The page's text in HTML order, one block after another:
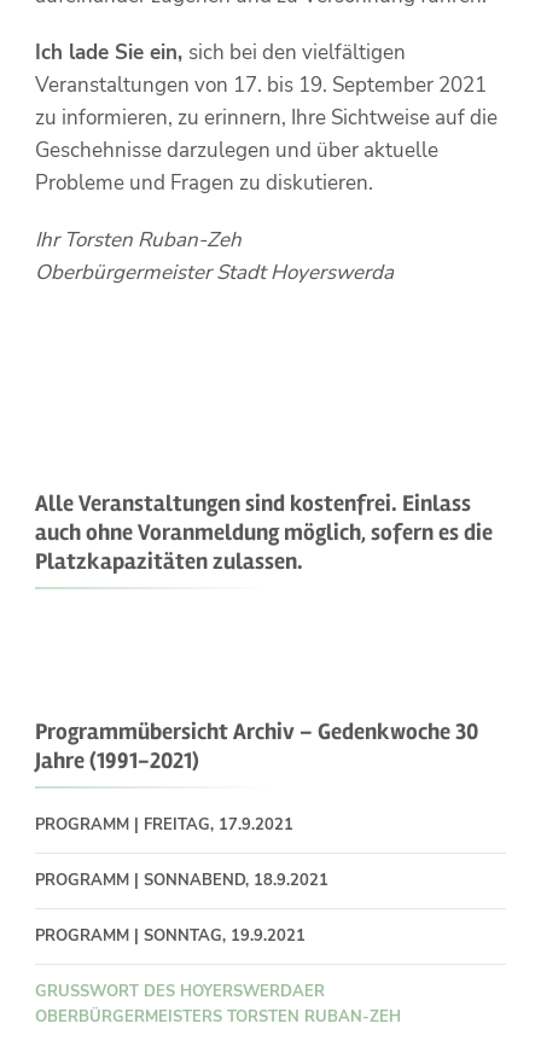
Ich lade Sie ein, sich bei den vielfältigen
Veranstaltungen von 17. bis 19. September 2021
zu informieren, zu erinnern, Ihre Sichtweise auf die
Geschehnisse darzulegen und über aktuelle
Probleme und Fragen zu diskutieren.
Ihr Torsten Ruban-Zeh
Oberbürgermeister Stadt Hoyerswerda
Alle Veranstaltungen sind kostenfrei. Einlass
auch ohne Voranmeldung möglich, sofern es die
Platzkapazitäten zulassen.
Programmübersicht Archiv – Gedenkwoche 30
Jahre (1991-2021)
PROGRAMM | FREITAG, 17.9.2021
PROGRAMM | SONNABEND, 18.9.2021
PROGRAMM | SONNTAG, 19.9.2021
GRUSSWORT DES HOYERSWERDAER O
BERBÜRGERMEISTERS TORSTEN RUBAN-ZEH